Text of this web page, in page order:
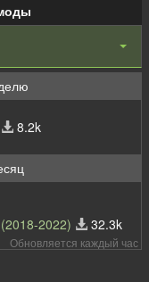
8.2k
2022) 32.3k
Обновляется каждый час